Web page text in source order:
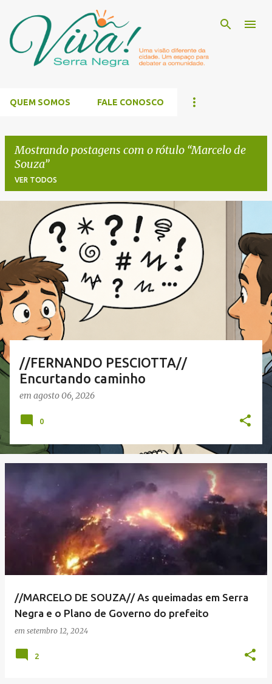
Pular para o conteúdo principal
QUEM SOMOS FALE CONOSCO
Mostrando postagens com o rótulo Marcelo de
Souza
VER TODOS
t
a
g
e
n
s
//FERNANDO PESCIOTTA//
Encurtando caminho
em agosto 06, 2026
0
//MARCELO DE SOUZA// As queimadas em Serra
Negra e o Plano de Governo do prefeito
em setembro 12, 2024
2